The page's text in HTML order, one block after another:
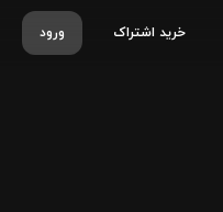
ورود خرید اشتراک